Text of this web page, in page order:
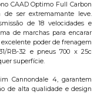
CAAD Optimo Full Carbon
ser extremamante leve.
de 18 velocidades e
de marchas para encarar
poder de frenagem
RB-32 e pneus 700 x 25c
superfície.
Cannondale 4, garantem
de alta qualidade e design